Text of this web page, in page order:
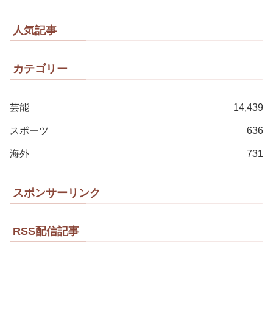
人気記事
カテゴリー
芸能 14,439
スポーツ 636
海外 731
スポンサーリンク
RSS配信記事